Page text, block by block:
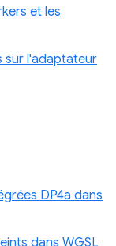
et les
sur l'adaptateur
DP4a dans
dans WGSL